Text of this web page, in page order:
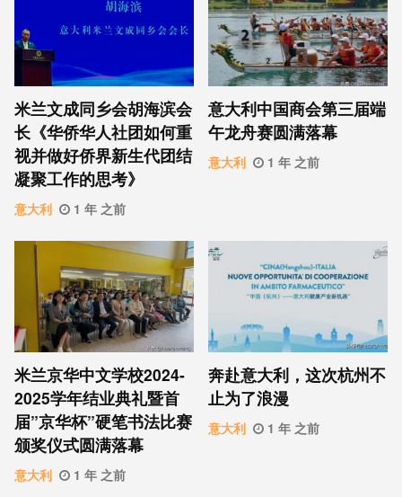
米兰文成同乡会胡海滨会
长《华侨华人社团如何重
视并做好侨界新生代团结
凝聚工作的思考》
意大利 1 年 之前
意大利中国商会第三届端
午龙舟赛圆满落幕
意大利 1 年 之前
米兰京华中文学校2024-
2025学年结业典礼暨首
届”京华杯”硬笔书法比赛
颁奖仪式圆满落幕
意大利 1 年 之前
奔赴意大利，这次杭州不
止为了浪漫
意大利 1 年 之前